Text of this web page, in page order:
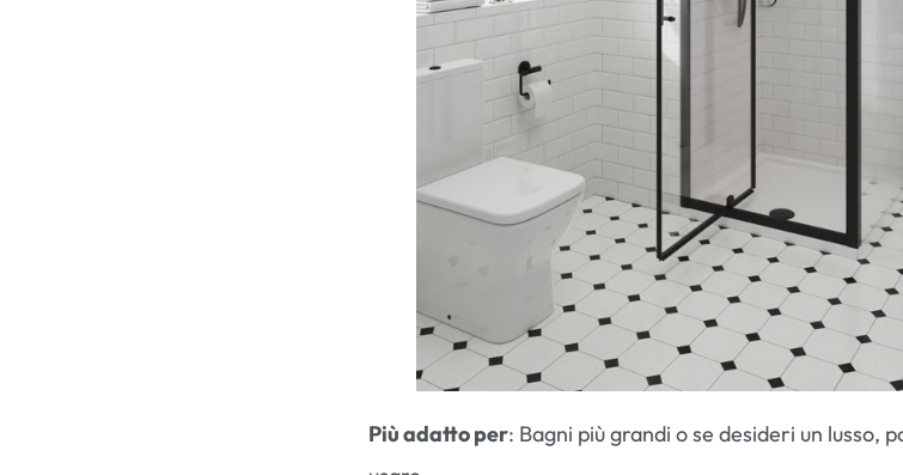
Più adatto per: Bagni più grandi o se desideri un lusso,